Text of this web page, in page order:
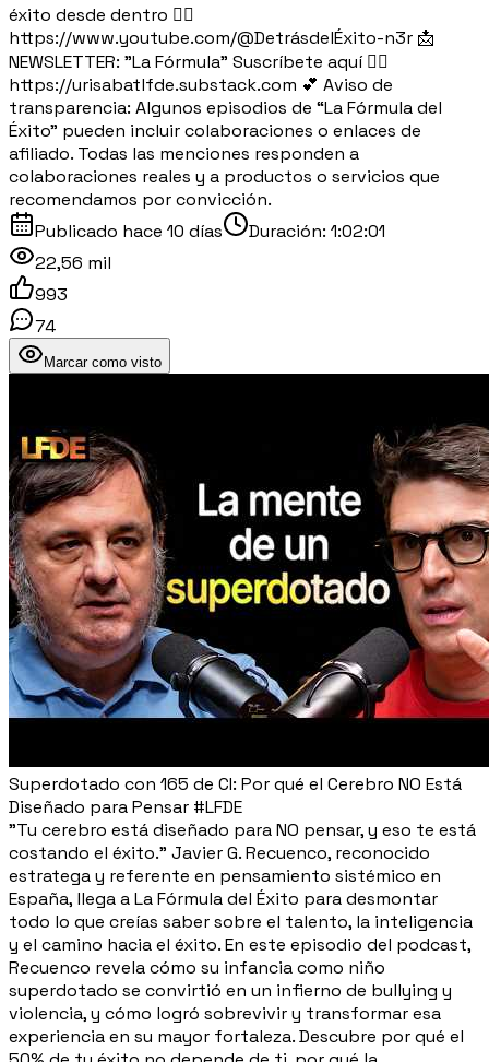
éxito desde dentro 👉🏻
https://www.youtube.com/@DetrásdelÉxito-n3r 📩
NEWSLETTER: "La Fórmula" Suscríbete aquí 👉🏽
https://urisabatlfde.substack.com 💕 Aviso de
transparencia: Algunos episodios de “La Fórmula del
Éxito” pueden incluir colaboraciones o enlaces de
afiliado. Todas las menciones responden a
colaboraciones reales y a productos o servicios que
recomendamos por convicción.
Publicado hace 10 días Duración: 1:02:01
22,56 mil
993
74
Marcar como visto
Superdotado con 165 de CI: Por qué el Cerebro NO Está
Diseñado para Pensar #LFDE
"Tu cerebro está diseñado para NO pensar, y eso te está
costando el éxito." Javier G. Recuenco, reconocido
estratega y referente en pensamiento sistémico en
España, llega a La Fórmula del Éxito para desmontar
todo lo que creías saber sobre el talento, la inteligencia
y el camino hacia el éxito. En este episodio del podcast,
Recuenco revela cómo su infancia como niño
superdotado se convirtió en un infierno de bullying y
violencia, y cómo logró sobrevivir y transformar esa
experiencia en su mayor fortaleza. Descubre por qué el